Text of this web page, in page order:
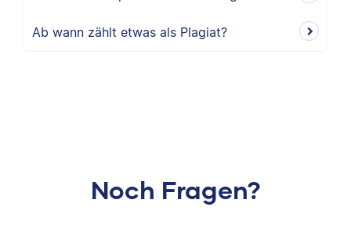
Ab wann zählt etwas als Plagiat?
Noch Fragen?